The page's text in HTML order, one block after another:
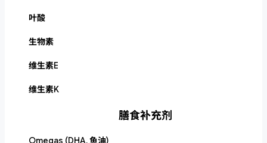
叶酸
生物素
维生素E
维生素K
膳食补充剂
Omegas (DHA, 鱼油)